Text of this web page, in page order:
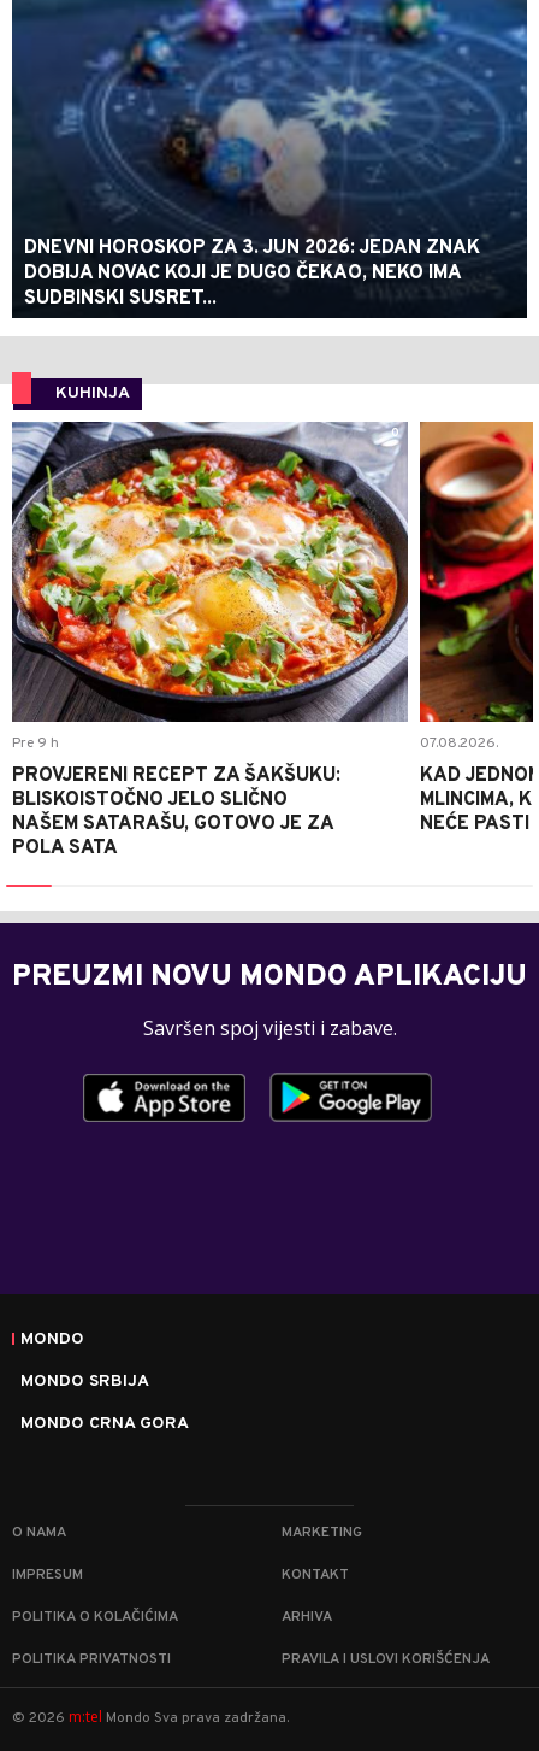
DNEVNI HOROSKOP ZA 3. JUN 2026: JEDAN ZNAK
DOBIJA NOVAC KOJI JE DUGO ČEKAO, NEKO IMA
SUDBINSKI SUSRET...
KUHINJA
0
Pre 9 h
PROVJERENI RECEPT ZA ŠAKŠUKU:
BLISKOISTOČNO JELO SLIČNO
NAŠEM SATARAŠU, GOTOVO JE ZA
POLA SATA
07.08.2026.
KAD
MLINCIMA,
NEĆE PASTI
PREUZMI NOVU MONDO APLIKACIJU
Savršen spoj vijesti i zabave.
MONDO
MONDO SRBIJA
MONDO CRNA GORA
O NAMA MARKETING
IMPRESUM KONTAKT
POLITIKA O KOLAČIĆIMA ARHIVA
POLITIKA PRIVATNOSTI PRAVILA I USLOVI KORIŠĆENJA
© 2026 m:tel Mondo Sva prava zadržana.